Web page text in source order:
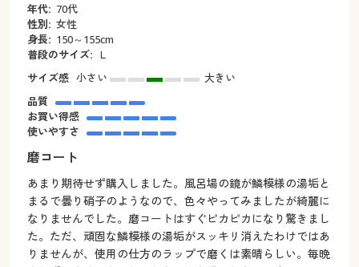
年代: 70代
性別: 女性
身長: 150～155cm
普段のサイズ: Ｌ
サイズ感 小さい
大きい
品質
お買い得感
使いやすさ
磨コート
あまり期待せず購入しました。風呂場の鏡が鱗模様の湯垢と
まるで曇り硝子のようなので、色々やってみましたが綺麗に
なりませんでした。磨コートはすぐピカピカになり驚きまし
た。ただ、頑固な鱗模様の湯垢がスッキリ消えたわけではあ
りませんが、使用の仕方のラップで磨くは素晴らしい。毎晩